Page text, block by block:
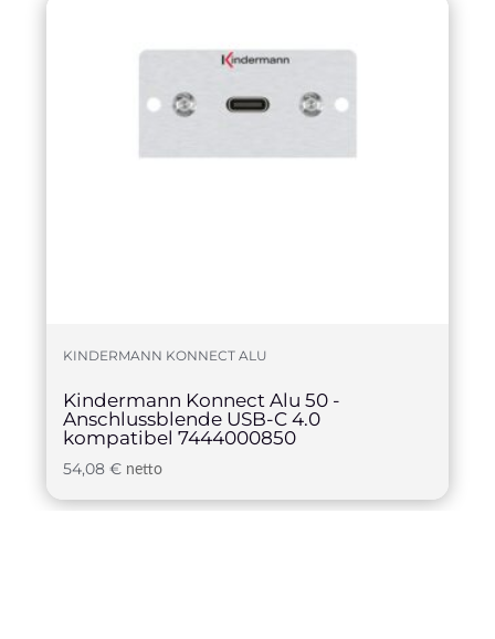
KINDERMANN KONNECT ALU
Kindermann Konnect Alu 50 -
Anschlussblende USB-C 4.0
kompatibel 7444000850
54,08€ netto